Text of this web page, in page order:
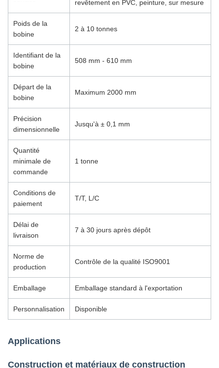
revêtement en PVC, peinture, sur mesure
Poids de la
bobine
2 à 10 tonnes
Identifiant de la
bobine
508 mm - 610 mm
Départ de la
bobine
Maximum 2000 mm
Précision
dimensionnelle
Jusqu'à ± 0,1 mm
Quantité
minimale de
commande
1 tonne
Conditions de
paiement
T/T, L/C
Délai de
livraison
7 à 30 jours après dépôt
Norme de
production
Contrôle de la qualité ISO9001
Emballage Emballage standard à l'exportation
Personnalisation Disponible
Applications
Construction et matériaux de construction